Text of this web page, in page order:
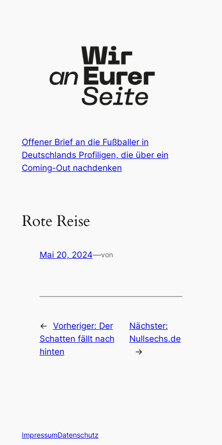
Offener Brief an die Fußballer in
Deutschlands Profiligen, die über ein
Coming-Out nachdenken
Rote Reise
Mai 20, 2024—von
← Vorheriger: Der
Schatten fällt nach
hinten
Nächster:
Nullsechs.de
→
ImpressumDatenschutz